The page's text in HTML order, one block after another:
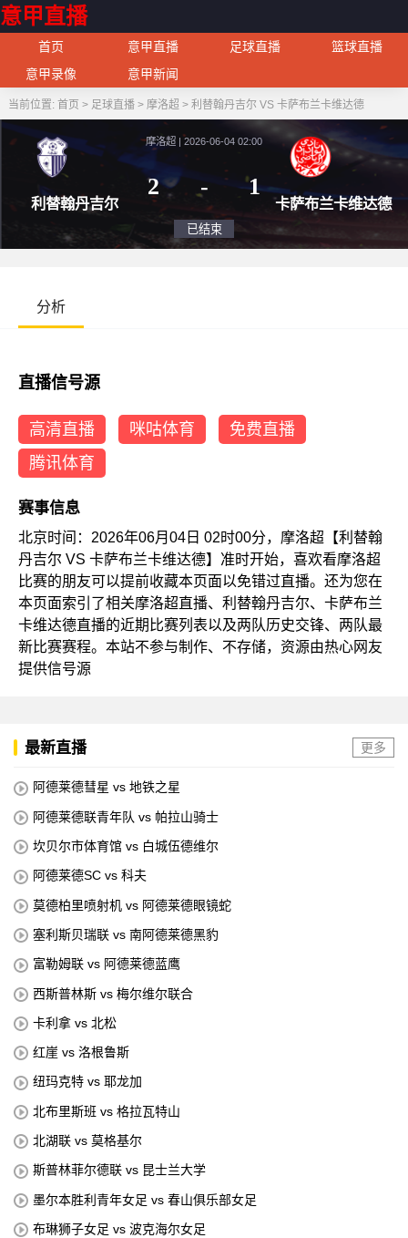
意甲直播
首页 意甲直播 足球直播
篮球直播
意甲录像
意甲新闻
当前位置: 首页 > 足球直播> 摩洛超 > 利替翰丹吉尔 VS 卡萨布兰卡维达德
利替翰丹吉尔
摩洛超 | 2026-06-04 02:00
2
卡萨布
分析
直播信号源
高清直播 咪咕体育
免费直播
腾讯体育
赛事信息
北京时间：2026年06月04日 02时00分，摩洛超【利替翰
丹吉尔 VS 卡萨布兰卡维达德】准时开始，喜欢看摩洛超
比赛的朋友可以提前收藏本页面以免错过直播。还为您在
本页面索引了相关摩洛超直播、利替翰丹吉尔、卡萨布兰
卡维达德直播的近期比赛列表以及两队历史交锋、两队最
新比赛赛程。本站不参与制作、不存储，资源由热心网友
提供信号源
最新直播 更多
阿德莱德彗星 vs 地铁之星
阿德莱德联青年队 vs 帕拉山骑士
坎贝尔市体育馆 vs 白城伍德维尔
阿德莱德SC vs 科夫
莫德柏里喷射机 vs 阿德莱德眼镜蛇
塞利斯贝瑞联 vs 南阿德莱德黑豹
富勒姆联 vs 阿德莱德蓝鹰
西斯普林斯 vs 梅尔维尔联合
卡利拿 vs 北松
红崖 vs 洛根鲁斯
纽玛克特 vs 耶龙加
北布里斯班 vs 格拉瓦特山
北湖联 vs 莫格基尔
斯普林菲尔德联 vs 昆士兰大学
墨尔本胜利青年女足 vs 春山俱乐部女足
布琳狮子女足 vs 波克海尔女足